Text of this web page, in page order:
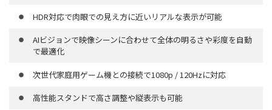
HDR対応で肉眼での見え方に近いリアルな表示が可能
AIビジョンで映像シーンに合わせて全体の明るさや彩度を自動
で最適化
次世代家庭用ゲーム機との接続で1080p / 120Hzに対応
高性能スタンドで高さ調整や縦表示も可能